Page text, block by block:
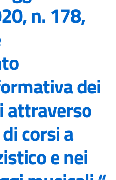
n. 178,
dei
attraverso
corsi a
e nei